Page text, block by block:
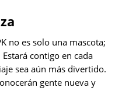
no es solo una mascota;
contigo en cada
sea aún más divertido.
gente nueva y